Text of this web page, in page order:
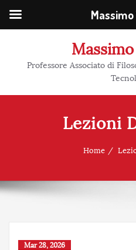
Professore Associato di
Lezioni
Home
Mar 28, 2026